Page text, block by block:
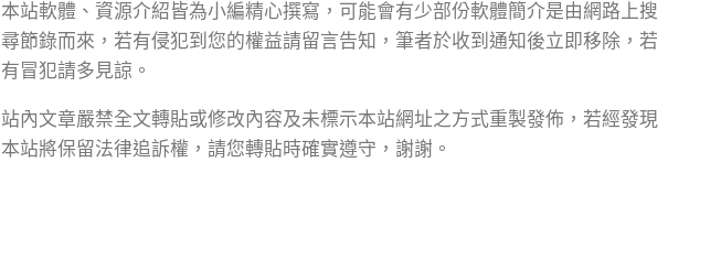
本站軟體、資源介紹皆為小編精心撰寫，可能會有少部份軟體簡介是由網路上搜
尋節錄而來，若有侵犯到您的權益請留言告知，筆者於收到通知後立即移除，若
有冒犯請多見諒。
站內文章嚴禁全文轉貼或修改內容及未標示本站網址之方式重製發佈，若經發現
本站將保留法律追訴權，請您轉貼時確實遵守，謝謝。